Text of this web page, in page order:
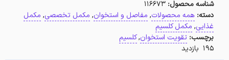
شناسه محصول: 116673
دسته: همه محصولات, مفاصل و استخوان, مکمل تخصصی, مکمل
غذایی, مکمل کلسیم
برچسب: تقویت استخوان,کلسیم
195 بازدید